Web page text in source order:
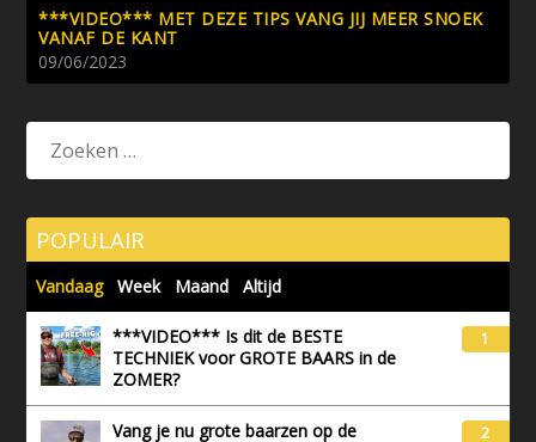
***VIDEO*** MET DEZE TIPS VANG JIJ MEER SNOEK
VANAF DE KANT
09/06/2023
POPULAIR
Vandaag Week Maand Altijd
***VIDEO*** Is dit de BESTE
TECHNIEK voor GROTE BAARS in de
ZOMER?
1
Vang je nu grote baarzen op de
2